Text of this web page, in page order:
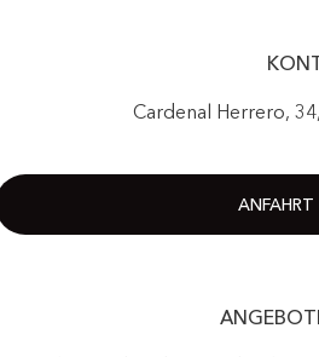
Cardenal Herrero,
ANFAHRT